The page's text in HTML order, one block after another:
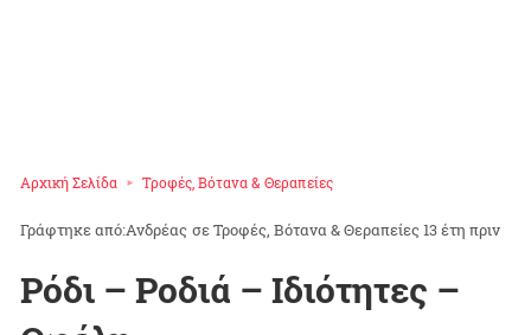
Αρχική Σελίδα Τροφές, Βότανα & Θεραπείες
Ανδρέας σεΤροφές, Βότανα & Θεραπείες 13 έτη πριν
Ρόδι – Ροδιά – Ιδιότητες –